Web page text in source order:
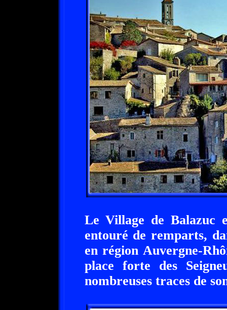
Le Village de Balazuc
entouré de remparts,
en région Auvergne-
place forte des
nombreuses traces de